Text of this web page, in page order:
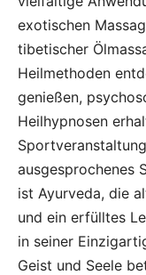
exotischen
tibetischer
Heilmethoden
genießen,
Heilhypnosen
ausgesprochenes
ist Ayurveda, die
und ein erfülltes
in seiner
Geist und Seele